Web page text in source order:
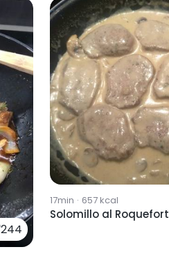
244
17min · 657kcal
Solomillo al Roquefort